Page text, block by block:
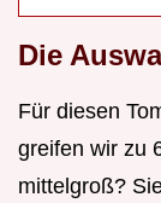
Die
Für diesen
greifen wir zu
mittelgroß?